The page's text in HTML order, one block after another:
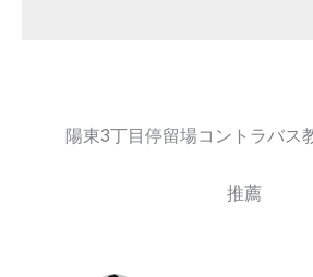
陽東3丁目停留場コントラバス
推薦